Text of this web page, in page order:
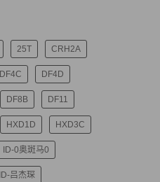
25T CRH2A
DF4C DF4D
DF8B DF11
HXD1D HXD3C
ID-0奥斑马0
ID-吕杰琛